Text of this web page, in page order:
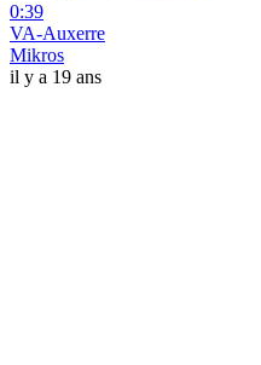
0:39
VA-Auxerre
Mikros
il y a 19 ans